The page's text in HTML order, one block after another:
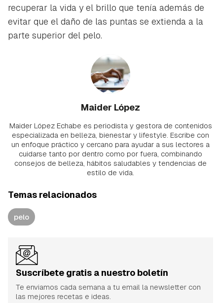
recuperar la vida y el brillo que tenía además de
evitar que el daño de las puntas se extienda a la
parte superior del pelo.
Maider López
Maider López Echabe es periodista y gestora de contenidos
especializada en belleza, bienestar y lifestyle. Escribe con
un enfoque práctico y cercano para ayudar a sus lectores a
cuidarse tanto por dentro como por fuera, combinando
consejos de belleza, hábitos saludables y tendencias de
estilo de vida.
Temas relacionados
pelo
Suscríbete gratis a nuestro boletín
Te enviamos cada semana a tu email la newsletter con
las mejores recetas e ideas.